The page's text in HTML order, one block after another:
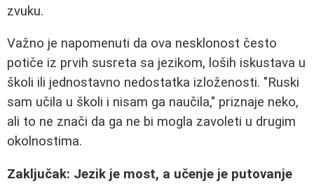
zvuku.
Važno je napomenuti da ova nesklonost često
potiče iz prvih susreta sa jezikom, loših iskustava u
školi ili jednostavno nedostatka izloženosti. "Ruski
sam učila u školi i nisam ga naučila," priznaje neko,
ali to ne znači da ga ne bi mogla zavoleti u drugim
okolnostima.
Zaključak: Jezik je most, a učenje je putovanje